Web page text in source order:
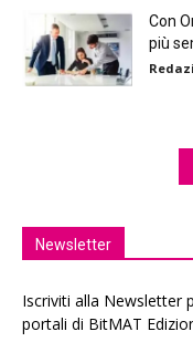
Con
più
Newsletter
Iscriviti alla Newsletter
portali di BitMAT